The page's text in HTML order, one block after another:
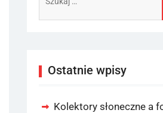
Ostatnie wpisy
Kolektory słoneczne a